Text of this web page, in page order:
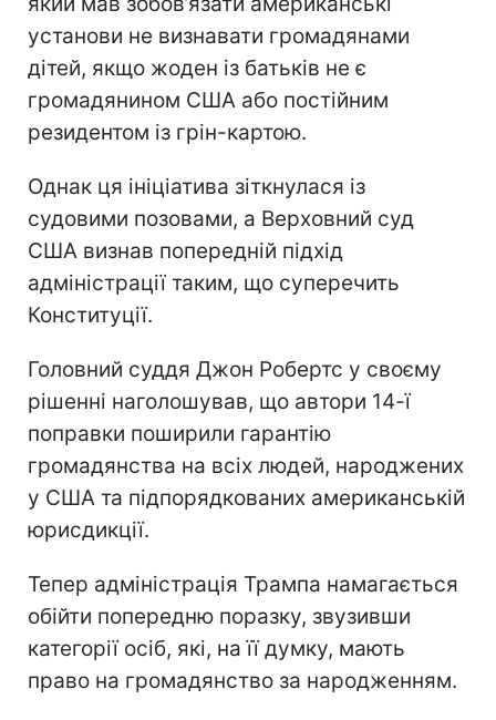
установи не визнавати громадянами
дітей, якщо жоден із батьків не є
громадянином США або постійним
резидентом із грін-картою.
Однак ця ініціатива зіткнулася із
судовими позовами, а Верховний суд
США визнав попередній підхід
адміністрації таким, що суперечить
Конституції.
Головний суддя Джон Робертс у своєму
рішенні наголошував, що автори 14-ї
поправки поширили гарантію
громадянства на всіх людей, народжених
у США та підпорядкованих американській
юрисдикції.
Тепер адміністрація Трампа намагається
обійти попередню поразку, звузивши
категорії осіб, які, на її думку, мають
право на громадянство за народженням.